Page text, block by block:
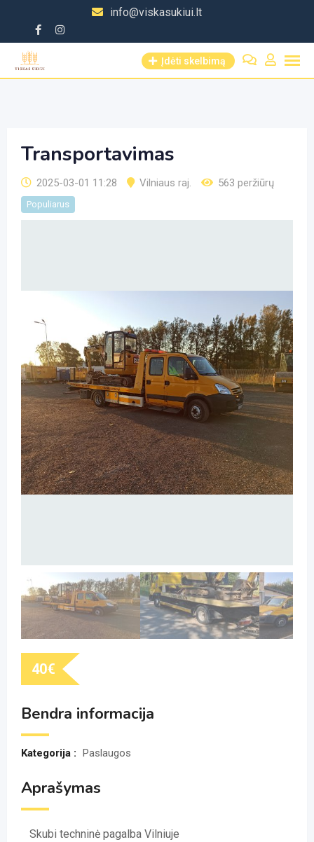
content
info@viskasukiui.lt
Įdėti skelbimą
Transportavimas
2025-03-01 11:28 Vilniaus raj. 563 peržiūrų
Populiarus
40€
Bendra informacija
Kategorija : Paslaugos
Aprašymas
Skubi techninė pagalba Vilniuje